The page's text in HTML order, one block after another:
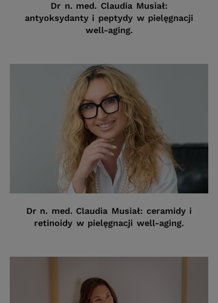
Dr n. med. Claudia Musiał:
antyoksydanty i peptydy w pielęgnacji
well-aging.
Dr n. med. Claudia Musiał: ceramidy i
retinoidy w pielęgnacji well-aging.